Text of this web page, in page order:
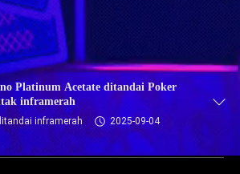
Platinum Acetate ditandai Poker
inframerah
inframerah
2025-09-04